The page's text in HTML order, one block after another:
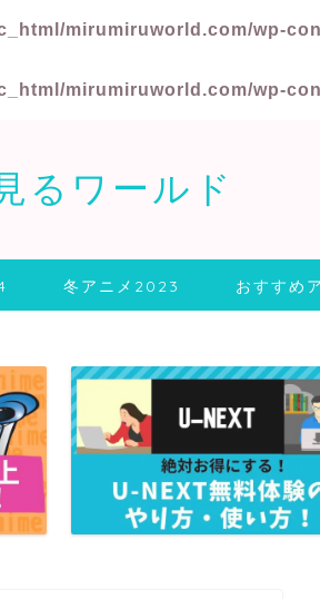
mirumiruworld.com/wp-
mirumiruworld.com/wp-
るワールド
冬アニメ2023 おすすめ